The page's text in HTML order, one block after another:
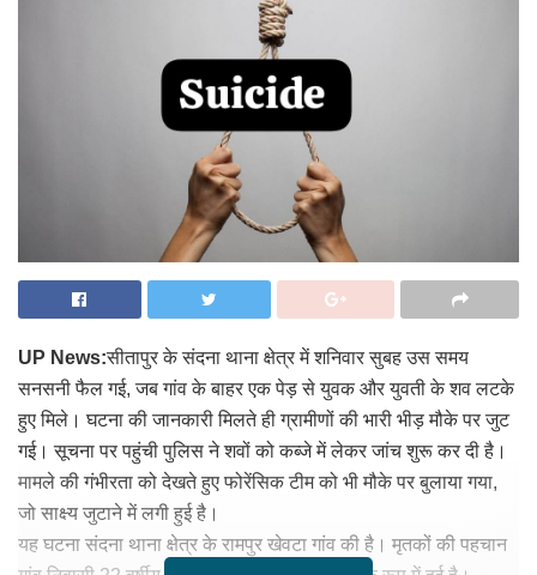
UP News:सीतापुर के संदना थाना क्षेत्र में शनिवार सुबह उस समय
सनसनी फैल गई, जब गांव के बाहर एक पेड़ से युवक और युवती के शव लटके
हुए मिले। घटना की जानकारी मिलते ही ग्रामीणों की भारी भीड़ मौके पर जुट
गई। सूचना पर पहुंची पुलिस ने शवों को कब्जे में लेकर जांच शुरू कर दी है।
मामले की गंभीरता को देखते हुए फोरेंसिक टीम को भी मौके पर बुलाया गया,
जो साक्ष्य जुटाने में लगी हुई है।
यह घटना संदना थाना क्षेत्र के रामपुर खेवटा गांव की है। मृतकों की पहचान